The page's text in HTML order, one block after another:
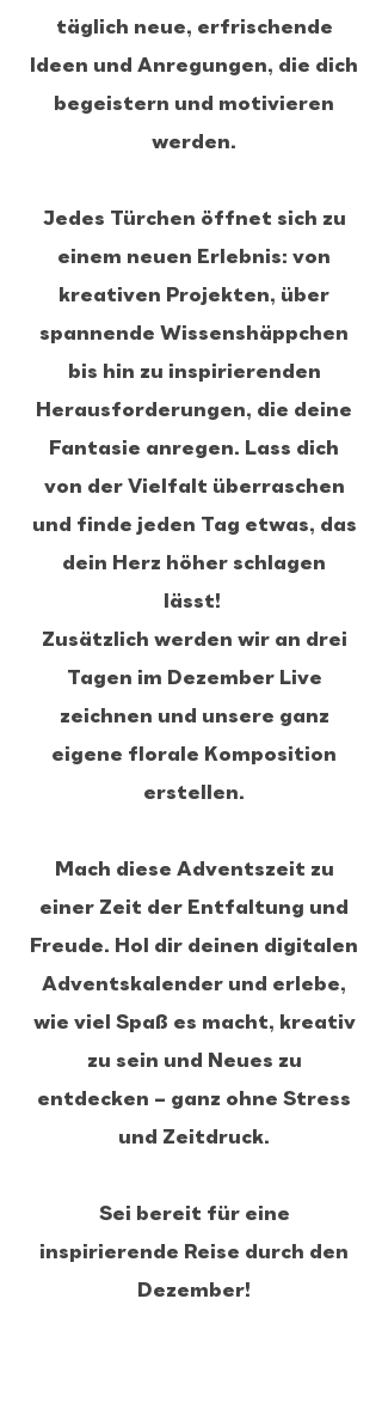
täglich neue, erfrischende
Ideen und Anregungen, die dich
begeistern und motivieren
werden.
Jedes Türchen öffnet sich zu
einem neuen Erlebnis: von
kreativen Projekten, über
spannende Wissenshäppchen
bis hin zu inspirierenden
Herausforderungen, die deine
Fantasie anregen. Lass dich
von der Vielfalt überraschen
und finde jeden Tag etwas, das
dein Herz höher schlagen
lässt!
Zusätzlich werden wir an drei
Tagen im Dezember Live
zeichnen und unsere ganz
eigene florale Komposition
erstellen.
Mach diese Adventszeit zu
einer Zeit der Entfaltung und
Freude. Hol dir deinen digitalen
Adventskalender und erlebe,
wie viel Spaß es macht, kreativ
zu sein und Neues zu
entdecken – ganz ohne Stress
und Zeitdruck.
Sei bereit für eine
inspirierende Reise durch den
Dezember!